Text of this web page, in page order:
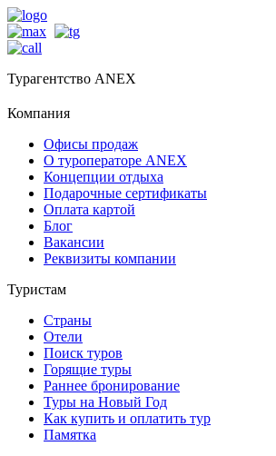
Турагентство ANEX
Компания
Офисы продаж
О туроператоре ANEX
Концепции отдыха
Подарочные сертификаты
Оплата картой
Блог
Вакансии
Реквизиты компании
Туристам
Страны
Отели
Поиск туров
Горящие туры
Раннее бронирование
Туры на Новый Год
Как купить и оплатить тур
Памятка